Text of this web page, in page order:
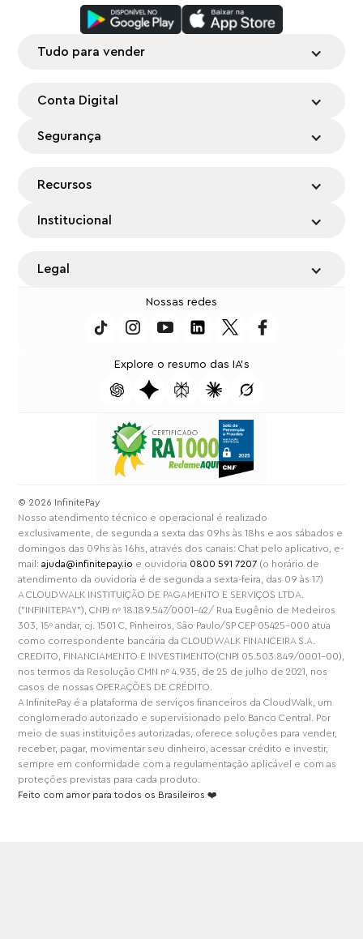
Tudo para vender
Conta Digital
Segurança
Recursos
Institucional
Legal
Nossas redes
Explore o resumo das IA's
⁠© 2026 InfinitePay
Nosso atendimento técnico e operacional é realizado
exclusivamente, de segunda a sexta das 09hs às 18hs e aos sábados e
domingos das 09hs às 16hs, através dos canais: Chat pelo aplicativo, e-
mail:ajuda@infinitepay.io e ouvidoria 0800 591 7207 (o horário de
atendimento da ouvidoria é de segunda a sexta-feira, das 09 às 17)
A CLOUDWALK INSTITUIÇÃO DE PAGAMENTO E SERVIÇOS LTDA.
("INFINITEPAY"), CNPJ nº 18.189.547/0001-42/ Rua Eugênio de Medeiros
303, 15º andar, cj. 1501 C, Pinheiros, São Paulo/SP CEP 05425-000 atua
como correspondente bancária da CLOUDWALK FINANCEIRA S.A.
CREDITO, FINANCIAMENTO E INVESTIMENTO(CNPJ 05.503.849/0001-00),
nos termos da Resolução CMN nº 4.935, de 25 de julho de 2021, nos
casos de nossas OPERAÇÕES DE CRÉDITO.
A InfinitePay é a plataforma de serviços financeiros da CloudWalk, um
conglomerado autorizado e supervisionado pelo Banco Central. Por
meio de suas instituições autorizadas, oferece soluções para vender,
receber, pagar, movimentar seu dinheiro, acessar crédito e investir,
sempre em conformidade com a regulamentação aplicável e com as
proteções previstas para cada produto.
Feito com amor para todos os Brasileiros ❤️